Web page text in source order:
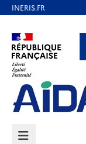
contenu
principal
Aller au
Aller au pied
MENU